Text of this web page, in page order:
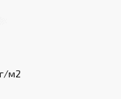
м2